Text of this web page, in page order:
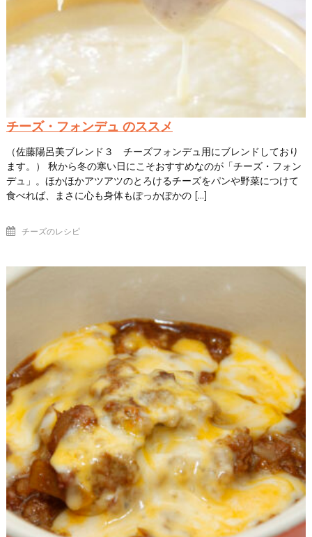
チーズ・フォンデュ のススメ
（佐藤陽呂美ブレンド３ チーズフォンデュ用にブレンドしており
ます。） 秋から冬の寒い日にこそおすすめなのが「チーズ・フォン
デュ」。ほかほかアツアツのとろけるチーズをパンや野菜につけて
食べれば、まさに心も身体もぽっかぽかの […]
チーズのレシピ